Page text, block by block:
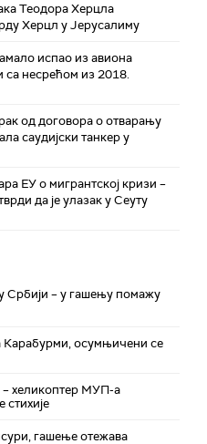
Теодора Херцла
Херцл у Јерусалиму
испао из авиона
са несрећом из 2018.
од договора о отварању
саудијски танкер у
ЕУ о мигрантској кризи –
да је улазак у Сеуту
Србији – у гашењу помажу
Карабурми, осумњичени се
– хеликоптер МУП-а
стихије
гашење отежава